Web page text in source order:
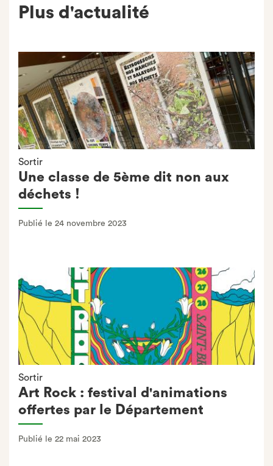
Plus d'actualité
Sortir
Une classe de 5ème dit non aux
déchets !
Publié le 24 novembre 2023
Sortir
Art Rock : festival d'animations
offertes par le Département
Publié le 22 mai 2023